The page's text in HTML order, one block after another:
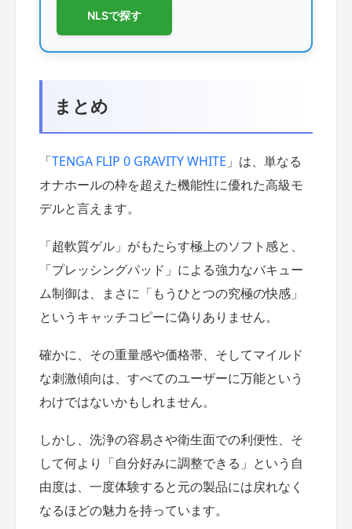
NLSで探す
まとめ
「TENGA FLIP 0 GRAVITY WHITE 」は、単なる
オナホールの枠を超えた機能性に優れた高級モ
デルと言えます。
「超軟質ゲル」がもたらす極上のソフト感と、
「プレッシングパッド」による強力なバキュー
ム制御は、まさに「もうひとつの究極の快感」
というキャッチコピーに偽りありません。
確かに、その重量感や価格帯、そしてマイルド
な刺激傾向は、すべてのユーザーに万能という
わけではないかもしれません。
しかし、洗浄の容易さや衛生面での利便性、そ
して何より「自分好みに調整できる」という自
由度は、一度体験すると元の製品には戻れなく
なるほどの魅力を持っています。